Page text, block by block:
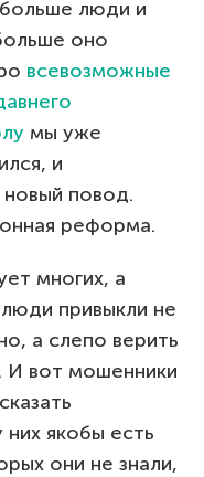
люди и
оно
всевозможные
мы уже
и
повод.
реформа.
многих, а
привыкли не
а слепо верить
И вот мошенники
якобы есть
они не знали,